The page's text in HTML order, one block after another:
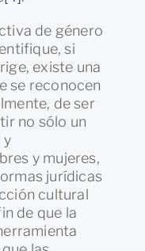
de género
si
existe una
se reconocen
de ser
no sólo un
y
y mujeres,
jurídicas
cultural
de que la